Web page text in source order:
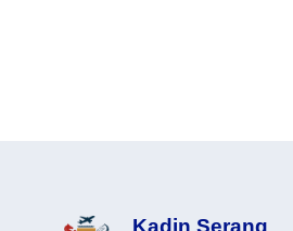
Kadin Serang